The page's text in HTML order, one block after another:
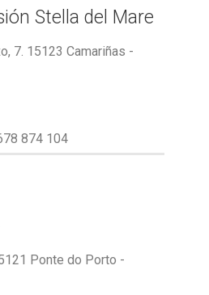
Stella del Mare
7. 15123 Camariñas -
874 104
Ponte do Porto -